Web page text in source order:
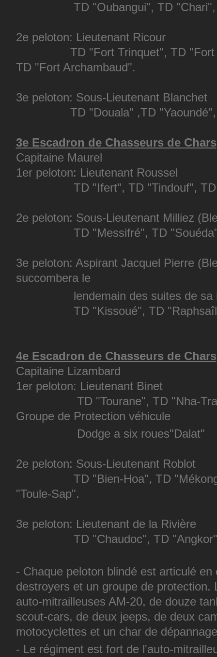
TD "Oubangui", TD "Chari",
2e peloton: Lieutenant Ricour
TD "Fort Trinquet", TD "Fort
TD "Fort Archambaud".
3e peloton: Sous-Lieutenant Blanchet
TD "Douala" ,TD "Yaoundé",
3e Escadron de Chasseurs de Chars
Capitaine Maurel
1er peloton: Lieutenant Roussel
TD "Ifert", TD "Tindouf", TD
2e peloton: Sous-Lieutenant Milliez
TD "Messifré", TD "Souéda",
3e peloton: Aspirant Jacquel Pierre
succombera le
lendemain des suites de sa
TD "Kissoué", TD "Raphsaîl",
4e Escadron de Chasseurs de Chars
Capitaine Lizambard
1er peloton: Lieutenant Binet
TD "Tourane", TD "Nha-
Groupe de Protection véhicule
Dodge a six roues"Dalat"
2e peloton: Sous-Lieutenant Roblot
TD "Bien-Hoa", TD "Mékong",
"Toule-Sap".
3e peloton: Lieutenant de la Rivière
TD "Chaudoc", TD "Angkor",
- Chaque peloton blindé est articulé
destroyers et un groupe de protection.
auto-mitrailleuses AM-20, de douze
scout-cars, de deux jeeps, de deux
motocyclettes et un char de
- Le régiment est fort de l'auto-